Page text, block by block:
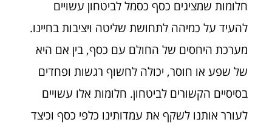
חלומות שמציגים כסף כסמל לביטחון עשויים
להעיד על כמיהה לתחושת שליטה ויציבות בחיינו.
מערכת היחסים של החולם עם כסף, בין אם היא
של שפע או חוסר, יכולה לחשוף רגשות ופחדים
בסיסיים הקשורים לביטחון. חלומות אלו עשויים
לעורר אותנו לשקף את עמדותינו כלפי כסף וכיצד